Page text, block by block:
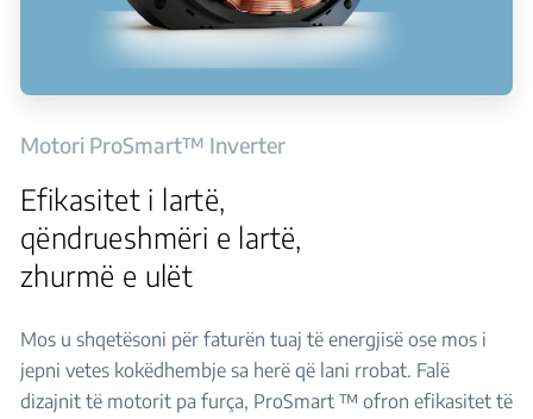
Motori ProSmart™ Inverter
Efikasitet i lartë,
qëndrueshmëri e lartë,
zhurmë e ulët
Mos u shqetësoni për faturën tuaj të energjisë ose mos i
jepni vetes kokëdhembje sa herë që lani rrobat. Falë
dizajnit të motorit pa furça, ProSmart ™ ofron efikasitet të